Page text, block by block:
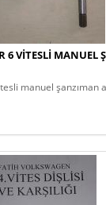
6 VITESLI MANUEL
manuel şanzıman